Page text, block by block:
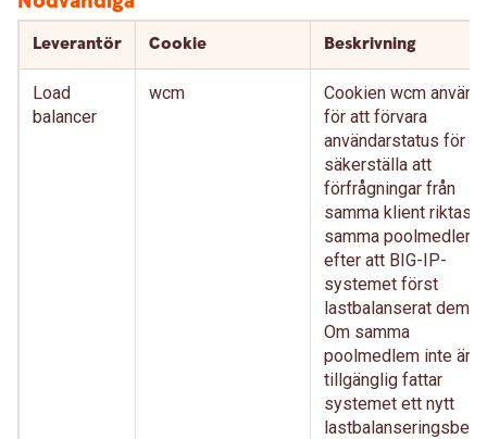
Leverantör Cookie Beskrivning
Load
balancer
wcm
Cookien wcm
för att förvara
användarstatus för
säkerställa att
förfrågningar från
samma klient riktas
samma poolmedlem
efter att BIG-IP-
systemet först
lastbalanserat dem.
Om samma
poolmedlem inte är
tillgänglig fattar
systemet ett nytt